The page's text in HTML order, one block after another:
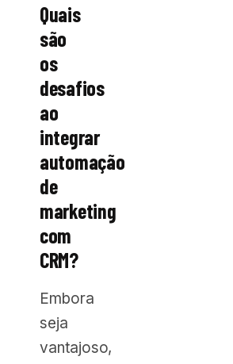
Quais
são
os
desafios
ao
integrar
automação
de
marketing
com
CRM?
Embora
seja
vantajoso,